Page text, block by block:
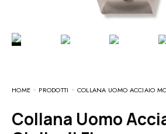
HOME PRODOTTI COLLANA UOMO ACCIAIO
Collana Uomo Acciaio mod.